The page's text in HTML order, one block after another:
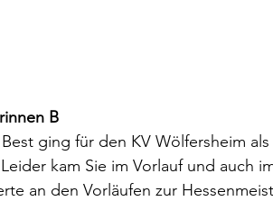
B
Best ging für den KV Wölfersheim
kam Sie im Vorlauf und auch
an den Vorläufen zur